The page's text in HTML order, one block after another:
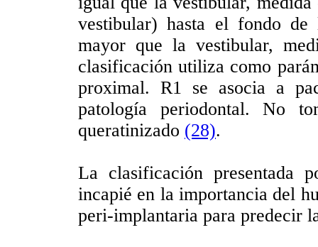
vestibular) hasta el fondo
mayor que la vestibular,
clasificación utiliza como
proximal. R1 se asocia a
patología periodontal. No
queratinizado (28).
La clasificación presentada
incapié en la importancia del
peri-implantaria para predecir